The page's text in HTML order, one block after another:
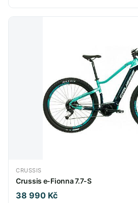
CRUSSIS
Crussis e-Fionna 7.7-S
38 990 Kč